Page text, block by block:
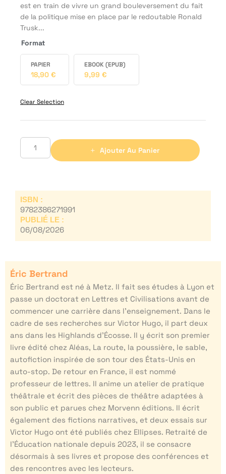
est en train de vivre un grand bouleversement du fait
de la politique mise en place par le redoutable Ronald
Trusk...
Format
PAPIER
18,90 €
EBOOK (EPUB)
9,99 €
Clear Selection
Ajouter Au Panier
ISBN :
9782386271991
PUBLIÉ LE :
06/08/2026
Éric Bertrand
Éric Bertrand est né à Metz. Il fait ses études à Lyon et
passe un doctorat en Lettres et Civilisations avant de
commencer une carrière dans l’enseignement. Dans le
cadre de ses recherches sur Victor Hugo, il part deux
ans dans les Highlands d’Écosse. Il y écrit son premier
livre édité chez Aléas, La route, la poussière, le sable,
autofiction inspirée de son tour des États-Unis en
auto-stop. De retour en France, il est nommé
professeur de lettres. Il anime un atelier de pratique
théâtrale et écrit des pièces de théâtre adaptées à
son public et parues chez Morvenn éditions. Il écrit
également des fictions narratives, et deux essais sur
Victor Hugo ont été publiés chez Ellipses. Retraité de
l’Éducation nationale depuis 2023, il se consacre
désormais à ses livres et propose des conférences et
des rencontres avec les lecteurs.